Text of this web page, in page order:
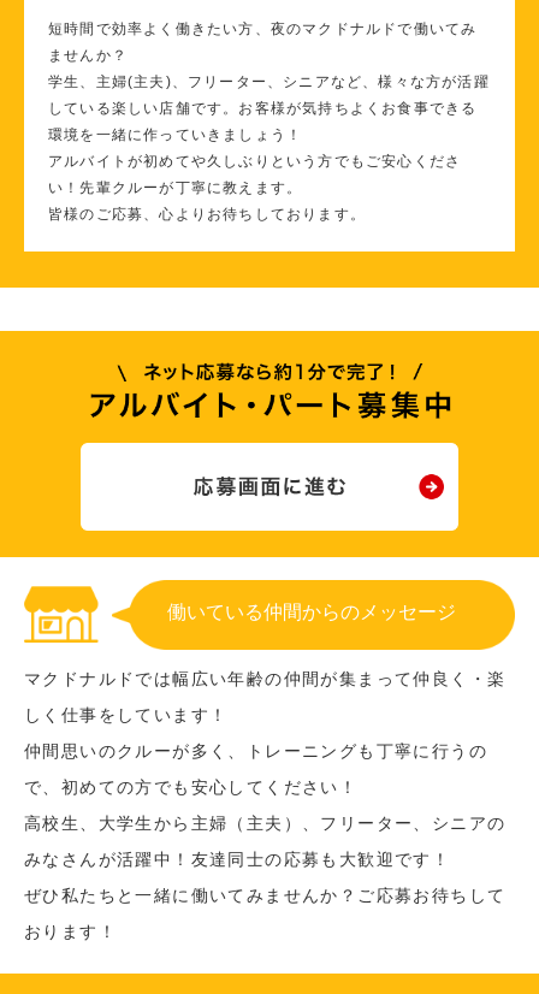
短時間で効率よく働きたい方、夜のマクドナルドで働いてみ
ませんか？
学生、主婦(主夫)、フリーター、シニアなど、様々な方が活躍
している楽しい店舗です。お客様が気持ちよくお食事できる
環境を一緒に作っていきましょう！
アルバイトが初めてや久しぶりという方でもご安心くださ
い！先輩クルーが丁寧に教えます。
皆様のご応募、心よりお待ちしております。
働いている仲間からのメッセージ
マクドナルドでは幅広い年齢の仲間が集まって仲良く・楽
しく仕事をしています！
仲間思いのクルーが多く、トレーニングも丁寧に行うの
で、初めての方でも安心してください！
高校生、大学生から主婦（主夫）、フリーター、シニアの
みなさんが活躍中！友達同士の応募も大歓迎です！
ぜひ私たちと一緒に働いてみませんか？ご応募お待ちして
おります！